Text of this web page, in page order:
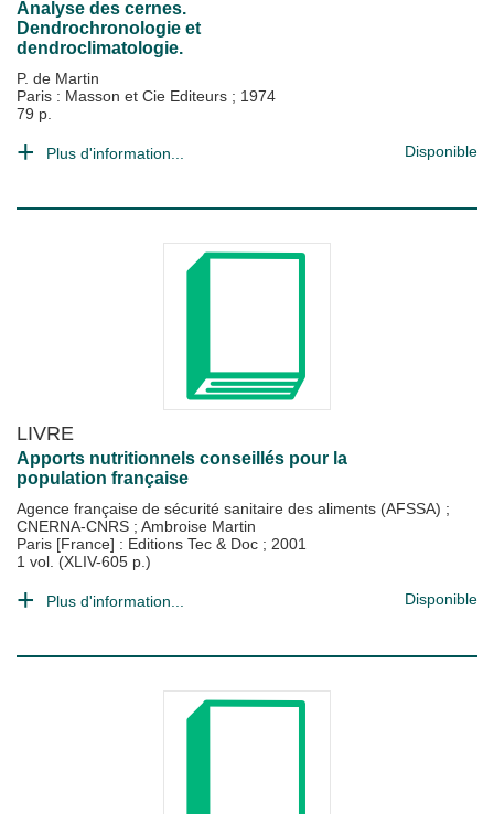
Analyse des cernes.
Dendrochronologie et
dendroclimatologie.
P. de Martin
Paris : Masson et Cie Editeurs ; 1974
79 p.
Plus d'information... Disponible
LIVRE
Apports nutritionnels conseillés pour la
population française
Agence française de sécurité sanitaire des aliments (AFSSA) ;
CNERNA-CNRS ; Ambroise Martin
Paris [France] : Editions Tec & Doc ; 2001
1 vol. (XLIV-605 p.)
Plus d'information... Disponible